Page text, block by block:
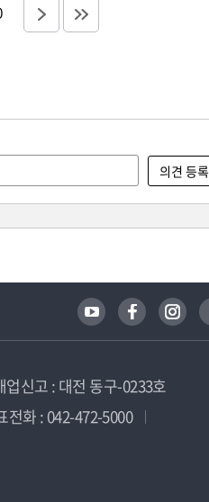
업신고 : 대전 동구-0233호
전화 : 042-472-5000